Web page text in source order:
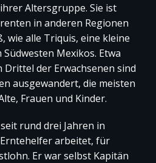
Altersgruppe. Sie ist
in anderen Regionen
wie alle Triquis, eine kleine
Mexikos. Etwa
Drittel der Erwachsenen sind
ausgewandert, die meisten
Frauen und Kinder.
rund drei Jahren in
arbeitet, für
Er war selbst Kapitän